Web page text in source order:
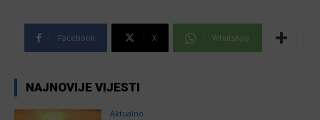
Facebook X WhatsApp
NAJNOVIJE VIJESTI
Aktualno